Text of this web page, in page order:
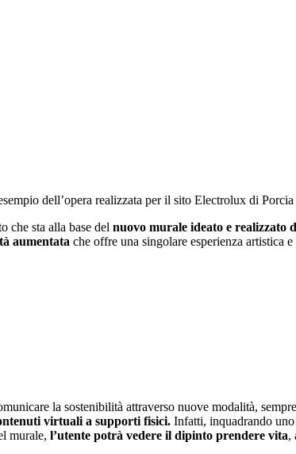
dell’opera realizzata per il sito Electrolux di Porcia
che sta alla base del nuovo murale ideato e realizzato
aumentata che offre una singolare esperienza artistica
la sostenibilità attraverso nuove modalità,
virtuali a supporti fisici. Infatti, inquadrando
murale, l’utente potrà vedere il dipinto prendere vita,